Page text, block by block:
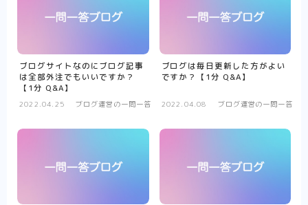
ブログサイトなのにブログ記事
は全部外注でもいいですか？
【1分 Q&A】
2022.04.25 ブログ運営の一問一答
ブログは毎日更新した方がよい
ですか？【1分 Q&A】
2022.04.08 ブログ運営の一問一答